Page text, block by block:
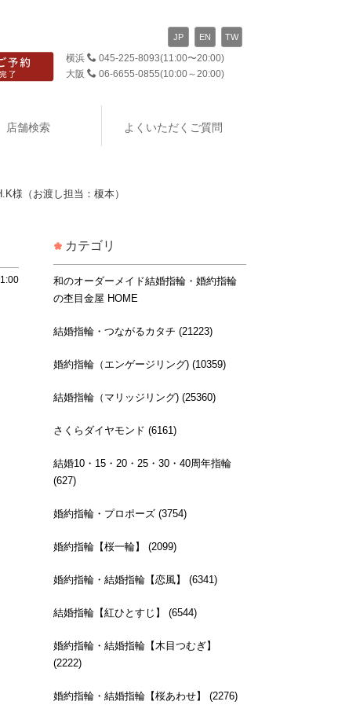
横浜 045-225-8093(11:00〜20:00)
大阪
06-6655-0855(10:00～20:00)
JP EN TW
店舗検索 よくいただくご質問
様（お渡し担当：榎本）
カテゴリ
和のオーダーメイド結婚指輪・婚約指輪
の杢目金屋 HOME
結婚指輪・つながるカタチ (21223)
婚約指輪（エンゲージリング) (10359)
結婚指輪（マリッジリング) (25360)
さくらダイヤモンド (6161)
結婚10・15・20・25・30・40周年指輪
(627)
婚約指輪・プロポーズ (3754)
婚約指輪【桜一輪】 (2099)
婚約指輪・結婚指輪【恋風】 (6341)
結婚指輪【紅ひとすじ】 (6544)
婚約指輪・結婚指輪【木目つむぎ】
(2222)
婚約指輪・結婚指輪【桜あわせ】 (2276)